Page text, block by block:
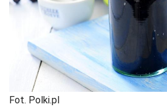
Fot. Polki.pl